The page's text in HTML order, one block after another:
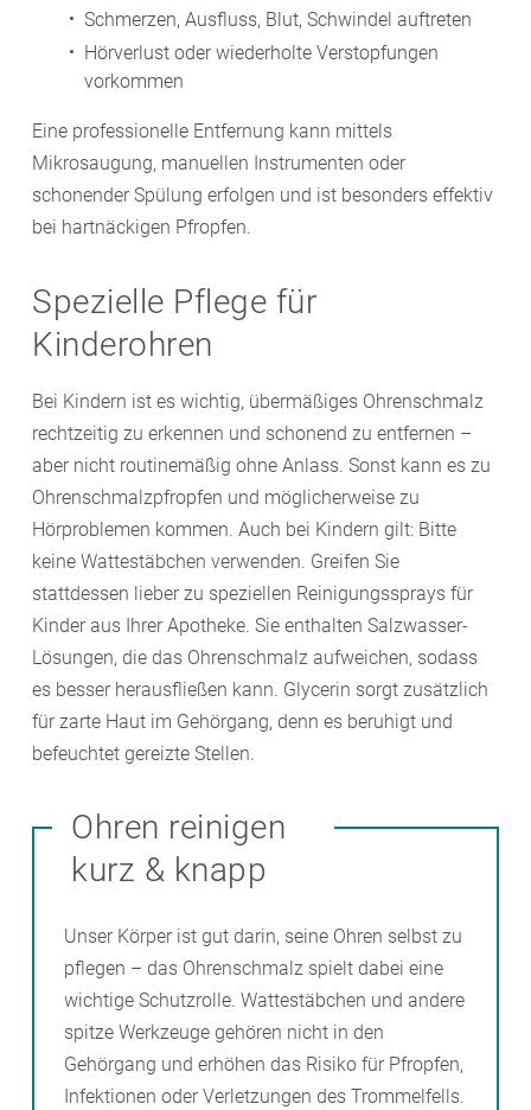
Schmerzen, Ausfluss, Blut, Schwindel auftreten
Hörverlust oder wiederholte Verstopfungen
vorkommen
Eine professionelle Entfernung kann mittels
Mikrosaugung, manuellen Instrumenten oder
schonender Spülung erfolgen und ist besonders effektiv
bei hartnäckigen Pfropfen.
Spezielle Pflege für
Kinderohren
Bei Kindern ist es wichtig, übermäßiges Ohrenschmalz
rechtzeitig zu erkennen und schonend zu entfernen –
aber nicht routinemäßig ohne Anlass. Sonst kann es zu
Ohrenschmalzpfropfen und möglicherweise zu
Hörproblemen kommen. Auch bei Kindern gilt: Bitte
keine Wattestäbchen verwenden. Greifen Sie
stattdessen lieber zu speziellen Reinigungssprays für
Kinder aus Ihrer Apotheke. Sie enthalten Salzwasser-
Lösungen, die das Ohrenschmalz aufweichen, sodass
es besser herausfließen kann. Glycerin sorgt zusätzlich
für zarte Haut im Gehörgang, denn es beruhigt und
befeuchtet gereizte Stellen.
Ohren reinigen
kurz & knapp
Unser Körper ist gut darin, seine Ohren selbst zu
pflegen – das Ohrenschmalz spielt dabei eine
wichtige Schutzrolle. Wattestäbchen und andere
spitze Werkzeuge gehören nicht in den
Gehörgang und erhöhen das Risiko für Pfropfen,
Infektionen oder Verletzungen des Trommelfells.